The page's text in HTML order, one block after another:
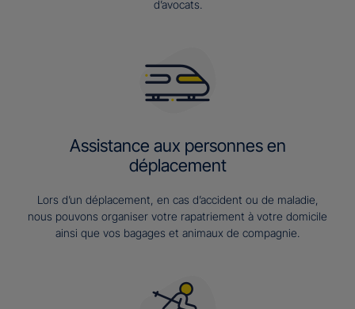
d’avocats.
Assistance aux personnes en
déplacement
Lors d’un déplacement, en cas d’accident ou de maladie,
nous pouvons organiser votre rapatriement à votre domicile
ainsi que vos bagages et animaux de compagnie.